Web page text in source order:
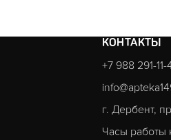
КОНТАКТЫ
+7 988 291-11-
г. Дербент,
Часы работы